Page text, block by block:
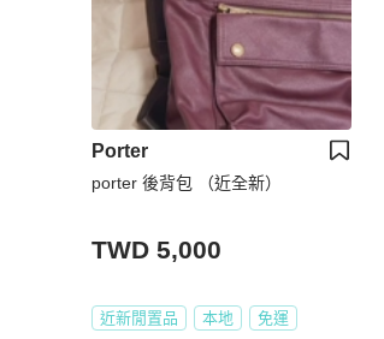
Porter
porter 後背包 （近全新）
TWD 5,000
近新閒置品 本地 免運